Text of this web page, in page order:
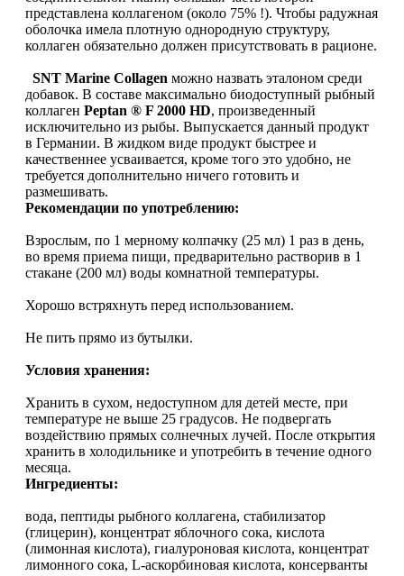
Батончики и напитки
НАЗАД
Напитки
Протеиновые батончики
Протеиновые печенья
Для тренировки
BCAA
Порошковые BCAA
BCAA в таблетках и капсулах
Предтренировочные комплексы
представлена коллагеном (около 75% !). Чтобы радужная
оболочка имела плотную однородную структуру,
коллаген обязательно должен присутствовать в рационе.
SNT Marine Collagen можно назвать эталоном среди
добавок. В составе максимально биодоступный рыбный
коллаген Peptan ® F 2000 HD, произведенный
исключительно из рыбы. Выпускается данный продукт
в Германии. В жидком виде продукт быстрее и
качественнее усваивается, кроме того это удобно, не
требуется дополнительно ничего готовить и
размешивать.
Рекомендации по употреблению:
Взрослым, по 1 мерному колпачку (25 мл) 1 раз в день,
во время приема пищи, предварительно растворив в 1
стакане (200 мл) воды комнатной температуры.
Хорошо встряхнуть перед использованием.
Не пить прямо из бутылки.
Условия хранения:
Хранить в сухом, недоступном для детей месте, при
температуре не выше 25 градусов. Не подвергать
воздействию прямых солнечных лучей. После открытия
хранить в холодильнике и употребить в течение одного
месяца.
Ингредиенты:
вода, пептиды рыбного коллагена, стабилизатор
(глицерин), концентрат яблочного сока, кислота
(лимонная кислота), гиалуроновая кислота, концентрат
лимонного сока, L-аскорбиновая кислота, консерванты